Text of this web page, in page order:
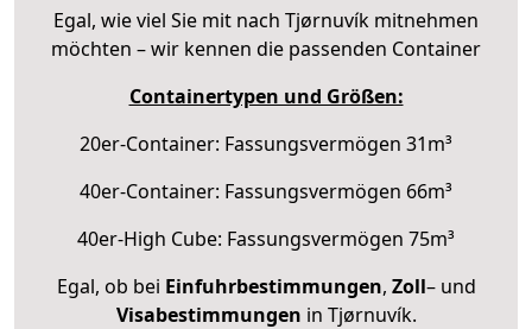
Egal, wie viel Sie mit nach Tjørnuvík mitnehmen
möchten – wir kennen die passenden Container
Containertypen und Größen:
20er-Container: Fassungsvermögen 31m³
40er-Container: Fassungsvermögen 66m³
40er-High Cube: Fassungsvermögen 75m³
Egal, ob bei Einfuhrbestimmungen, Zoll– und
Visabestimmungen in Tjørnuvík.